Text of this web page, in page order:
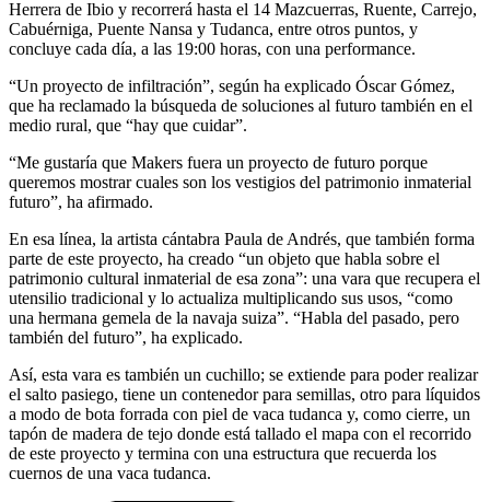
Herrera de Ibio y recorrerá hasta el 14 Mazcuerras, Ruente, Carrejo,
Cabuérniga, Puente Nansa y Tudanca, entre otros puntos, y
concluye cada día, a las 19:00 horas, con una performance.
“Un proyecto de infiltración”, según ha explicado Óscar Gómez,
que ha reclamado la búsqueda de soluciones al futuro también en el
medio rural, que “hay que cuidar”.
“Me gustaría que Makers fuera un proyecto de futuro porque
queremos mostrar cuales son los vestigios del patrimonio inmaterial
futuro”, ha afirmado.
En esa línea, la artista cántabra Paula de Andrés, que también forma
parte de este proyecto, ha creado “un objeto que habla sobre el
patrimonio cultural inmaterial de esa zona”: una vara que recupera el
utensilio tradicional y lo actualiza multiplicando sus usos, “como
una hermana gemela de la navaja suiza”. “Habla del pasado, pero
también del futuro”, ha explicado.
Así, esta vara es también un cuchillo; se extiende para poder realizar
el salto pasiego, tiene un contenedor para semillas, otro para líquidos
a modo de bota forrada con piel de vaca tudanca y, como cierre, un
tapón de madera de tejo donde está tallado el mapa con el recorrido
de este proyecto y termina con una estructura que recuerda los
cuernos de una vaca tudanca.